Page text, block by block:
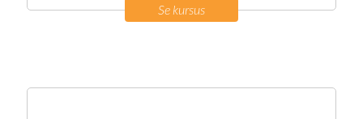
Se kursus